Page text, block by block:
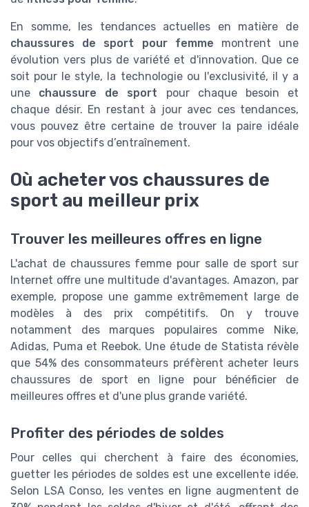
En somme, les tendances actuelles en matière de
chaussures de sport pour femme montrent une
évolution vers plus de variété et d'innovation. Que ce
soit pour le style, la technologie ou l'exclusivité, il y a
une chaussure de sport pour chaque besoin et
chaque désir. En restant à jour avec ces tendances,
vous pouvez être certaine de trouver la paire idéale
pour vos objectifs d’entraînement.
Où acheter vos chaussures de
sport au meilleur prix
Trouver les meilleures offres en ligne
L'achat de chaussures femme pour salle de sport sur
Internet offre une multitude d'avantages. Amazon, par
exemple, propose une gamme extrêmement large de
modèles à des prix compétitifs. On y trouve
notamment des marques populaires comme Nike,
Adidas, Puma et Reebok. Une étude de Statista révèle
que 54% des consommateurs préfèrent acheter leurs
chaussures de sport en ligne pour bénéficier de
meilleures offres et d'une plus grande variété.
Profiter des périodes de soldes
Pour celles qui cherchent à faire des économies,
guetter les périodes de soldes est une excellente idée.
Selon LSA Conso, les ventes en ligne augmentent de